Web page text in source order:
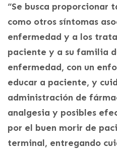
“Se busca
como otros síntomas
enfermedad y a los
paciente y a su familia
enfermedad, con un
educar a paciente, y
administración de
analgesia y posibles
por el buen morir de
terminal, entregando